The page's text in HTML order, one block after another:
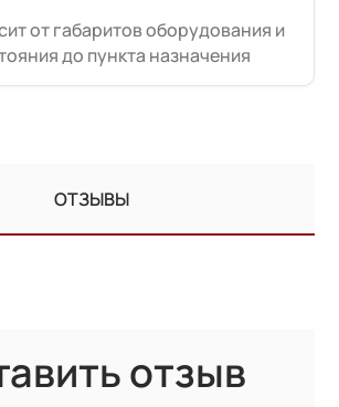
от габаритов оборудования и
до пункта назначения
ОТЗЫВЫ
отзыв